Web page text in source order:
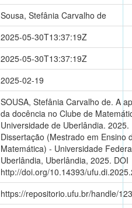
Sousa, Stefânia Carvalho de
2025-05-30T13:37:19Z
2025-05-30T13:37:19Z
2025-02-19
SOUSA, Stefânia Carvalho de. A
da docência no Clube de
Universidade de Uberlândia. 2025.
Dissertação (Mestrado em Ensino
Matemática) - Universidade
Uberlândia, Uberlândia, 2025. DOI
http://doi.org/10.14393/
https://repositorio.ufu.br/handle/